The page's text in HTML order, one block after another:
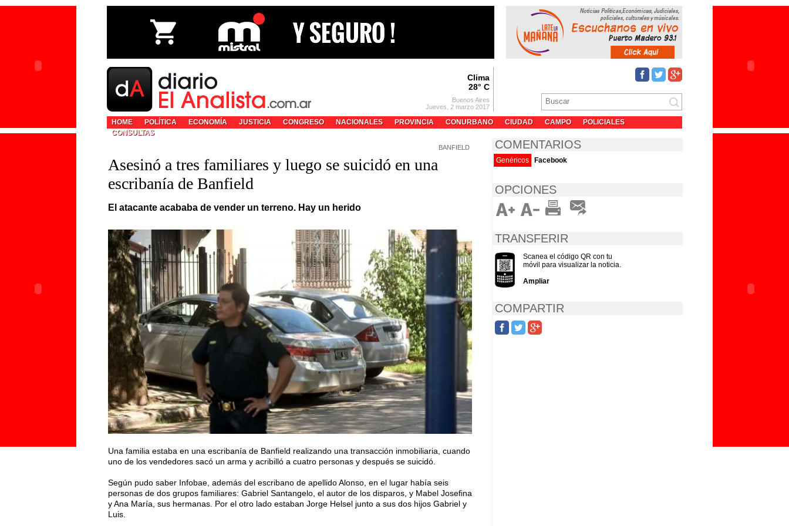
Clima
28° C
Buenos Aires
Jueves, 2 marzo 2017
HOME POLÍTICA ECONOMÍA JUSTICIA CONGRESO NACIONALES PROVINCIA CONURBANO CIUDAD CAMPO
POLICIALES
CONSULTAS
BANFIELD
Asesinó a tres familiares y luego se suicidó en una
escribanía de Banfield
El atacante acababa de vender un terreno. Hay un herido
Una familia estaba en una escribanía de Banfield realizando una transacción inmobiliaria, cuando
uno de los vendedores sacó un arma y acribilló a cuatro personas y después se suicidó.
Según pudo saber Infobae, además del escribano de apellido Alonso, en el lugar había seis
personas de dos grupos familiares: Gabriel Santangelo, el autor de los disparos, y Mabel Josefina
y Ana María, sus hermanas. Por el otro lado estaban Jorge Helsel junto a sus dos hijos Gabriel y
Luis.
COMENTARIOS
Genéricos Facebook
OPCIONES
TRANSFERIR
Scanea el código QR con tu
móvil para visualizar la noticia.
Ampliar
COMPARTIR